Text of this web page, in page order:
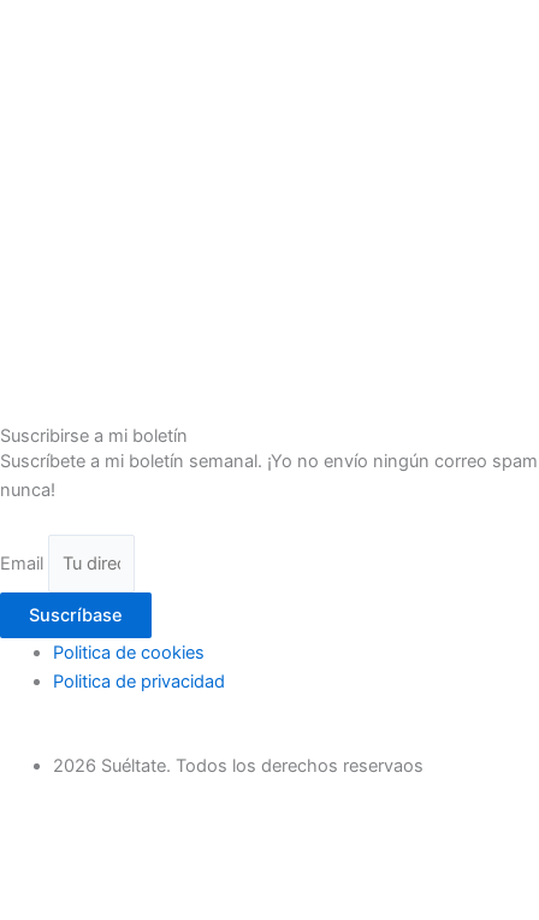
Suscribirse a mi boletín
Suscríbete a mi boletín semanal. ¡Yo no envío ningún correo spam
nunca!
Email
Suscríbase
Politica de cookies
Politica de privacidad
2026 Suéltate. Todos los derechos reservaos